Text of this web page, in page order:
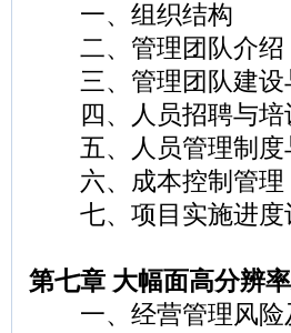
一、组织结构
二、管理团队介绍
三、管理团队建设
四、人员招聘与培
五、人员管理制度
六、成本控制管理
七、项目实施进度
第七章 大幅面高分辨
一、经营管理风险